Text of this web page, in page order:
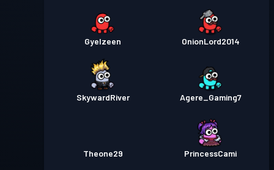
Gyelzeen OnionLord2014
SkywardRiver Agere_Gaming7
Theone29 PrincessCami